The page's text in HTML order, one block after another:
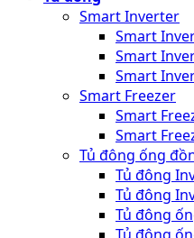
Tủ đông
Tủ đông ống
Tủ đông 1
Tủ đông 2
Tủ đông 2
Smart Inverter
Smart Freezer
Inverter
Tủ kem ống
Tủ kem ống